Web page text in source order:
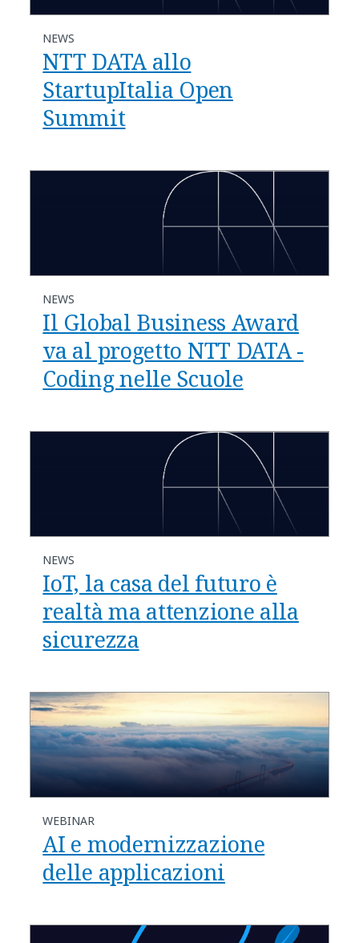
NEWS
NTT DATA allo
StartupItalia Open
Summit
NEWS
Il Global Business Award
va al progetto NTT DATA -
Coding nelle Scuole
NEWS
IoT, la casa del futuro è
realtà ma attenzione alla
sicurezza
WEBINAR
AI e modernizzazione
delle applicazioni